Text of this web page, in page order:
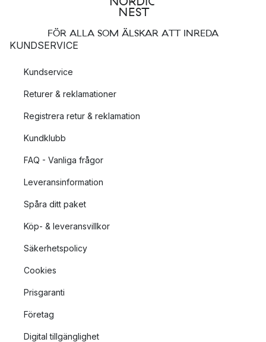
FÖR ALLA SOM ÄLSKAR ATT INREDA
KUNDSERVICE
Kundservice
Returer & reklamationer
Registrera retur & reklamation
Kundklubb
FAQ - Vanliga frågor
Leveransinformation
Spåra ditt paket
Köp- & leveransvillkor
Säkerhetspolicy
Cookies
Prisgaranti
Företag
Digital tillgänglighet